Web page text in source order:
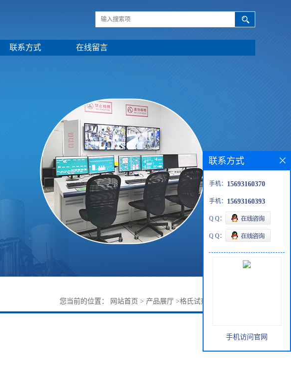
联系方式 在线留言
您当前的位置： 网站首页 > 产品展厅 >格氏试剂
联系方式
手机： 15693160370
手机： 15693160393
Q Q：
Q Q：
手机访问官网